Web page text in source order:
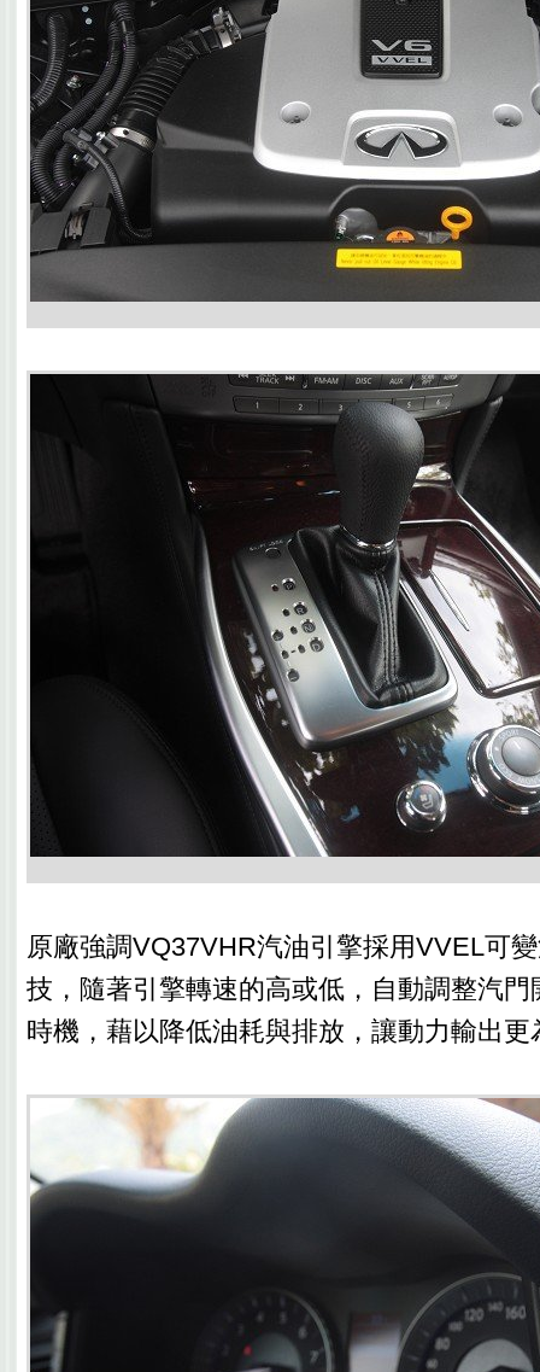
原廠強調VQ37VHR汽油引擎採用VVEL可
技，隨著引擎轉速的高或低，自動調整汽
時機，藉以降低油耗與排放，讓動力輸出